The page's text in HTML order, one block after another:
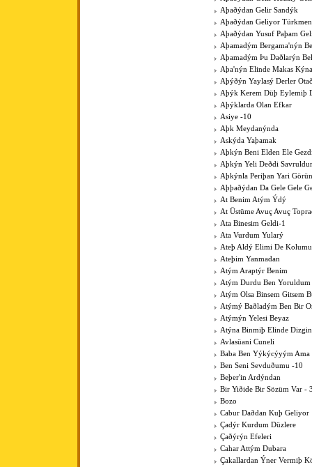
Aþaðýdan Gelir Sandýk
Aþaðýdan Geliyor
Aþaðýdan Yusuf Paþam
Aþamadým Bergama'nýn
Aþamadým Þu Daðlarýn
Aþa'nýn Elinde Makas
Aþýðýn Yaylasý Derler
Aþýk Kerem Düþ Eylemiþ
Aþýklarda Olan Efkar
Asiye -10
Aþk Meydanýnda
Askýda Yaþamak
Aþkýn Beni Elden Ele
Aþkýn Yeli Deðdi
Aþkýnla Periþan Yari
Aþþaðýdan Da Gele Gele
At Benim Atým Ýdý
At Üstüme Avuç Avuç
Ata Binesim Geldi-1
Ata Vurdum Yularý
Ateþ Aldý Elimi De Kolumu
Ateþim Yanmadan
Atým Araptýr Benim
Atým Durdu Ben Yoruldum
Atým Olsa Binsem Gitsem
Atýmý Baðladým Ben Bir
Atýmýn Yelesi Beyaz
Atýna Binmiþ Elinde
Avlasüani Cuneli
Baba Ben Yýkýcýyým
Ben Seni Sevduðumu -10
Beþer'in Ardýndan
Bir Yiðide Bir Sözüm Var -
Bozo
Cabur Daðdan Kuþ Geliyor
Çadýr Kurdum Düzlere
Çaðýrýn Efeleri
Cahar Attým Dubara
Çakallardan Ýner Vermiþ